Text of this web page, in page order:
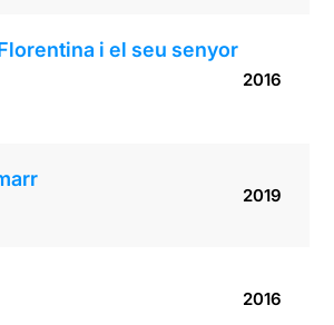
i el seu senyor
2016
2019
2016